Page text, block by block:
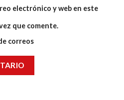
electrónico y web en este
que comente.
correos